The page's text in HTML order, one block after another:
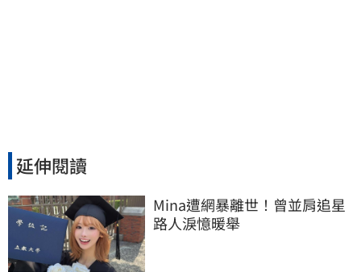
延伸閱讀
Mina遭網暴離世！曾並肩追星
路人淚憶暖舉